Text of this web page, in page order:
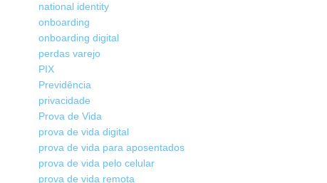
national identity
onboarding
onboarding digital
perdas varejo
PIX
Previdência
privacidade
Prova de Vida
prova de vida digital
prova de vida para aposentados
prova de vida pelo celular
prova de vida remota